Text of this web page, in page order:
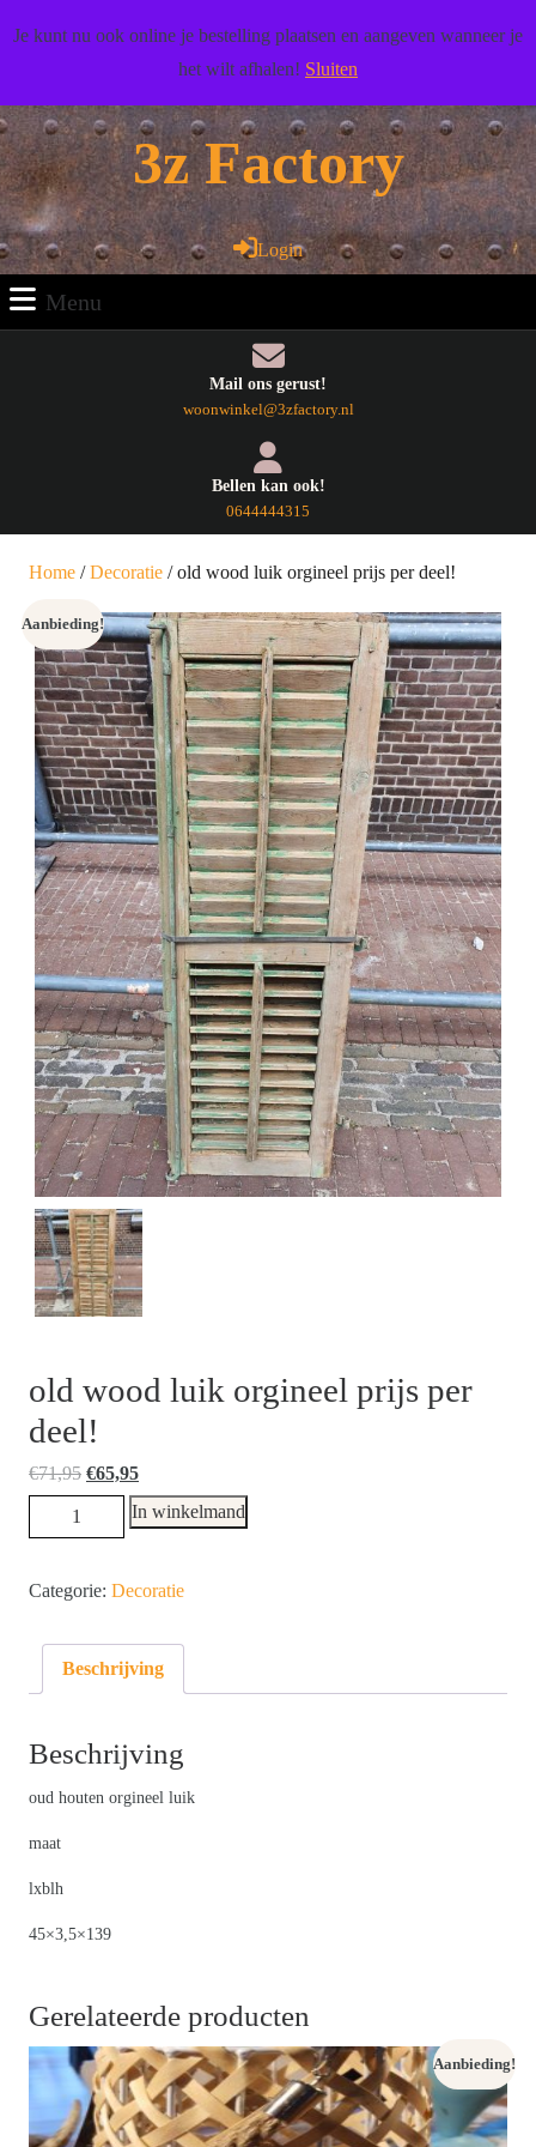
naar
Wij wensen u veel woonplezier toe!
Facebook
PinterestRSS Twitter
3z Factory
LoginLogin
Menu
Mail ons gerust!
woonwinkel@3zfactory.nlE-
Bellen kan ook!
0644444315
Home /Decoratie / old wood luik orgineel prijs per deel!
Aanbieding!
old wood luik orgineel prijs per
deel!
€71,95 Oorspronkelijke
prijs
€65,95Huidige
prijs
is:
wood
orgineel
per
deel!
In winkelmand
Categorie: Decoratie
Beschrijving
Beschrijving
oud houten orgineel luik
maat
lxblh
45×3,5×139
Gerelateerde producten
Aanbieding!
Je kunt nu ook online je bestelling plaatsen en aangeven wanneer je
het wilt afhalen! Sluiten